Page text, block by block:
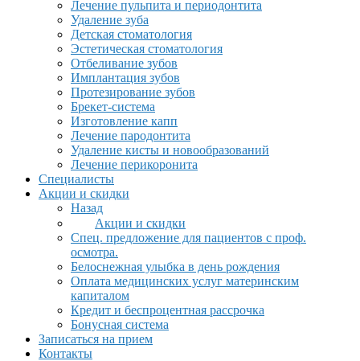
Лечение пульпита и периодонтита
Удаление зуба
Детская стоматология
Эстетическая стоматология
Отбеливание зубов
Имплантация зубов
Протезирование зубов
Брекет-система
Изготовление капп
Лечение пародонтита
Удаление кисты и новообразований
Лечение перикоронита
Специалисты
Акции и скидки
Назад
Акции и скидки
Спец. предложение для пациентов с проф.
осмотра.
Белоснежная улыбка в день рождения
Оплата медицинских услуг материнским
капиталом
Кредит и беспроцентная рассрочка
Бонусная система
Записаться на прием
Контакты